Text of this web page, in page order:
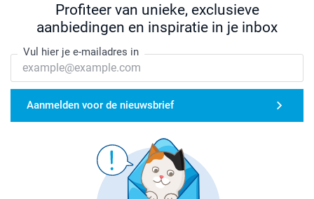
Profiteer van unieke, exclusieve
aanbiedingen en inspiratie in je inbox
Vul hier je e-mailadres in
Aanmelden voor de nieuwsbrief